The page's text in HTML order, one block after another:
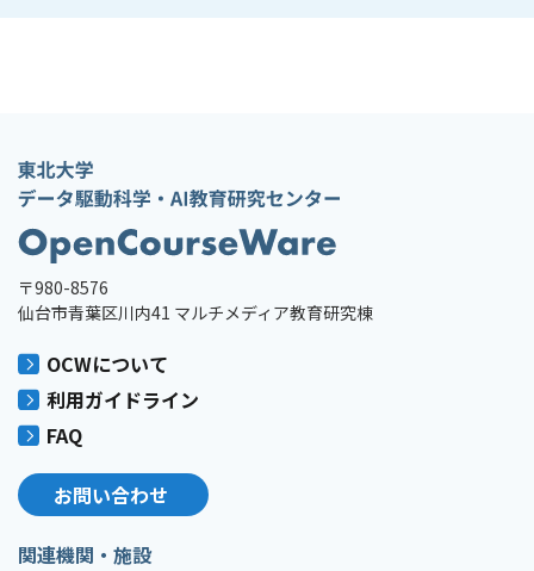
〒980-8576
仙台市青葉区川内41 マルチメディア教育研究棟
OCWについて
利用ガイドライン
FAQ
お問い合わせ
関連機関・施設